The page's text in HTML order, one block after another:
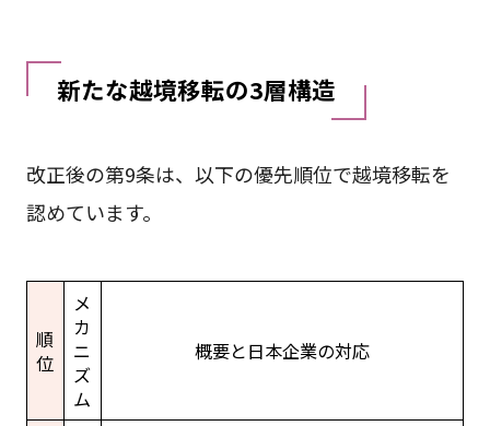
新たな越境移転の3層構造
改正後の第9条は、以下の優先順位で越境移転を
認めています。
順
位
メ
カ
ニ
ズ
ム
概要と日本企業の対応